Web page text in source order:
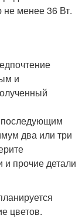
менее 36 Вт.
и
последующим
два или три
и прочие детали
цветов.